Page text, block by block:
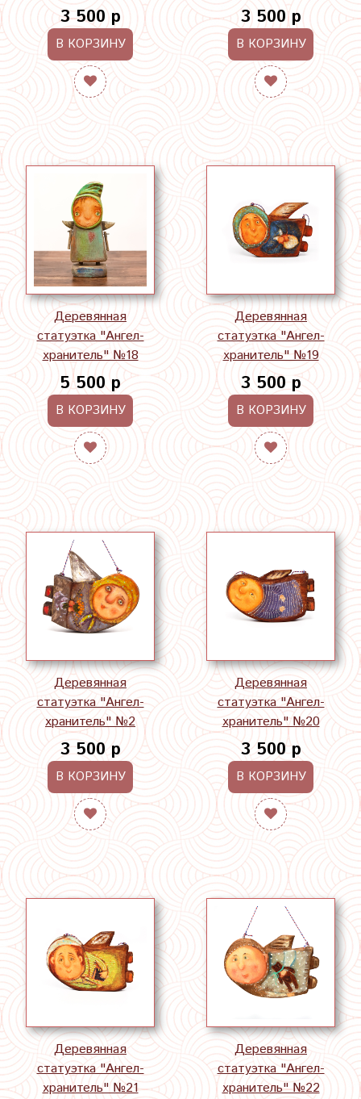
3 500 р
В КОРЗИНУ
3 500 р
В КОРЗИНУ
Деревянная
статуэтка "Ангел-
хранитель" №18
5 500 р
В КОРЗИНУ
Деревянная
статуэтка "Ангел-
хранитель" №19
3 500 р
В КОРЗИНУ
Деревянная
статуэтка "Ангел-
хранитель" №2
3 500 р
В КОРЗИНУ
Деревянная
статуэтка "Ангел-
хранитель" №20
3 500 р
В КОРЗИНУ
Деревянная
статуэтка "Ангел-
хранитель" №21
Деревянная
статуэтка "Ангел-
хранитель" №22